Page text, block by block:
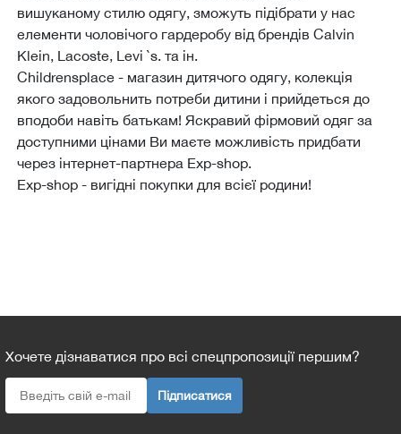
вишуканому стилю одягу, зможуть підібрати у нас
елементи чоловічого гардеробу від брендів Calvin
Klein, Lacoste, Levi `s. та ін.
Childrensplace - магазин дитячого одягу, колекція
якого задовольнить потреби дитини і прийдеться до
вподоби навіть батькам! Яскравий фірмовий одяг за
доступними цінами Ви маєте можливість придбати
через інтернет-партнера Еxp-shop.
Еxp-shop - вигідні покупки для всієї родини!
Хочете дізнаватися про всі спецпропозиції першим?
Підписатися